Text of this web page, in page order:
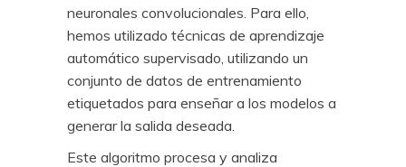
neuronales convolucionales. Para ello,
hemos utilizado técnicas de aprendizaje
automático supervisado, utilizando un
conjunto de datos de entrenamiento
etiquetados para enseñar a los modelos a
generar la salida deseada.
Este algoritmo procesa y analiza